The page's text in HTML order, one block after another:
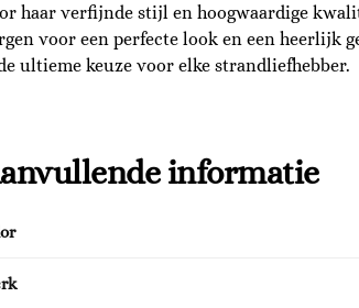
haar verfijnde stijl en hoogwaardige
voor een perfecte look en een heerlijk
ultieme keuze voor elke strandliefhebber.
informatie